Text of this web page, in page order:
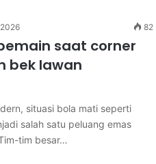
82
saat corner
bek lawan
situasi bola mati seperti
salah satu peluang emas
tim besar…